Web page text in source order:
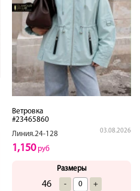
Ветровка
#23465860
Линия.24-128
03.08.2026
1,150руб
Размеры
46 - +